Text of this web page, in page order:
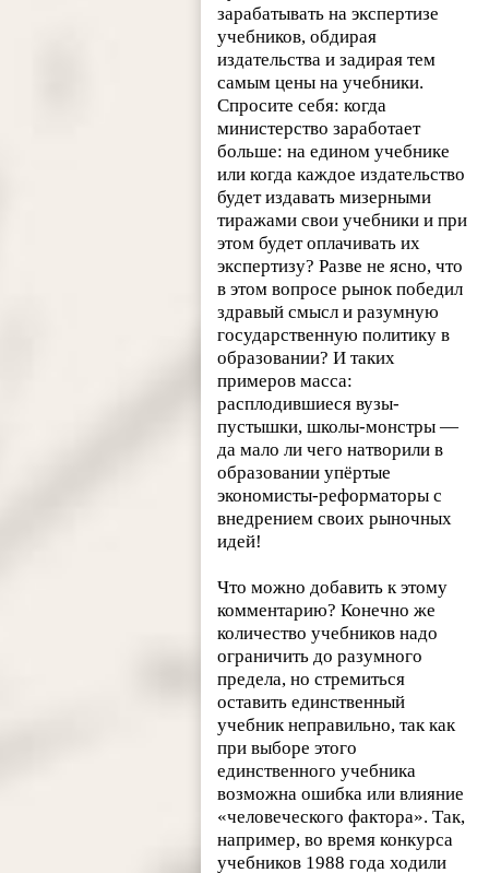
зарабатывать на экспертизе
учебников, обдирая
издательства и задирая тем
самым цены на учебники.
Спросите себя: когда
министерство заработает
больше: на едином учебнике
или когда каждое издательство
будет издавать мизерными
тиражами свои учебники и при
этом будет оплачивать их
экспертизу? Разве не ясно, что
в этом вопросе рынок победил
здравый смысл и разумную
государственную политику в
образовании? И таких
примеров масса:
расплодившиеся вузы-
пустышки, школы-монстры —
да мало ли чего натворили в
образовании упёртые
экономисты-реформаторы с
внедрением своих рыночных
идей!
Что можно добавить к этому
комментарию? Конечно же
количество учебников надо
ограничить до разумного
предела, но стремиться
оставить единственный
учебник неправильно, так как
при выборе этого
единственного учебника
возможна ошибка или влияние
«человеческого фактора». Так,
например, во время конкурса
учебников 1988 года ходили